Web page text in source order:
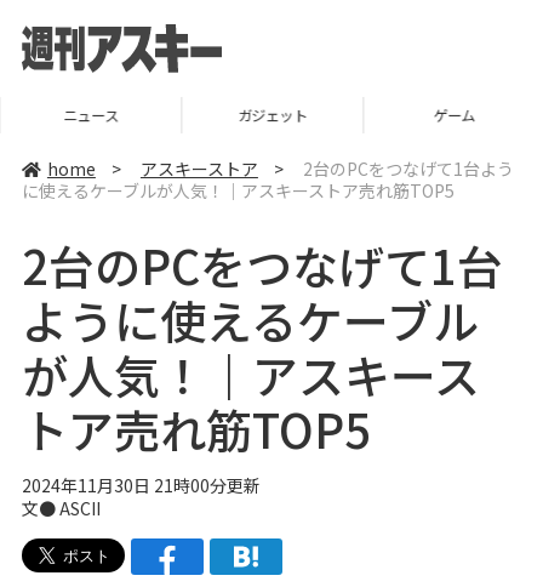
ニュース ガジェット ゲーム
home > アスキーストア >
2台のPCをつなげて1台よう
に使えるケーブルが人気！｜アスキーストア売れ筋TOP5
2台のPCをつなげて1台
ように使えるケーブル
が人気！｜アスキース
トア売れ筋TOP5
2024年11月30日 21時00分更新
文● ASCII